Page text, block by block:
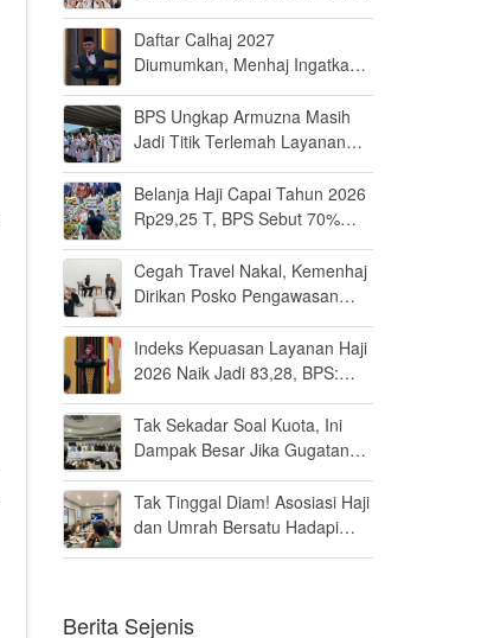
Daftar Calhaj 2027
Diumumkan, Menhaj Ingatkan
BPS Ungkap Armuzna Masih
Jadi Titik Terlemah Layanan
Belanja Haji Capai Tahun 2026
Rp29,25 T, BPS Sebut 70%
Saudi
Cegah Travel Nakal, Kemenhaj
Dirikan Posko Pengawasan
Indeks Kepuasan Layanan Haji
2026 Naik Jadi 83,28, BPS:
Tak Sekadar Soal Kuota, Ini
Dampak Besar Jika Gugatan
Tak Tinggal Diam! Asosiasi Haji
dan Umrah Bersatu Hadapi
Berita Sejenis